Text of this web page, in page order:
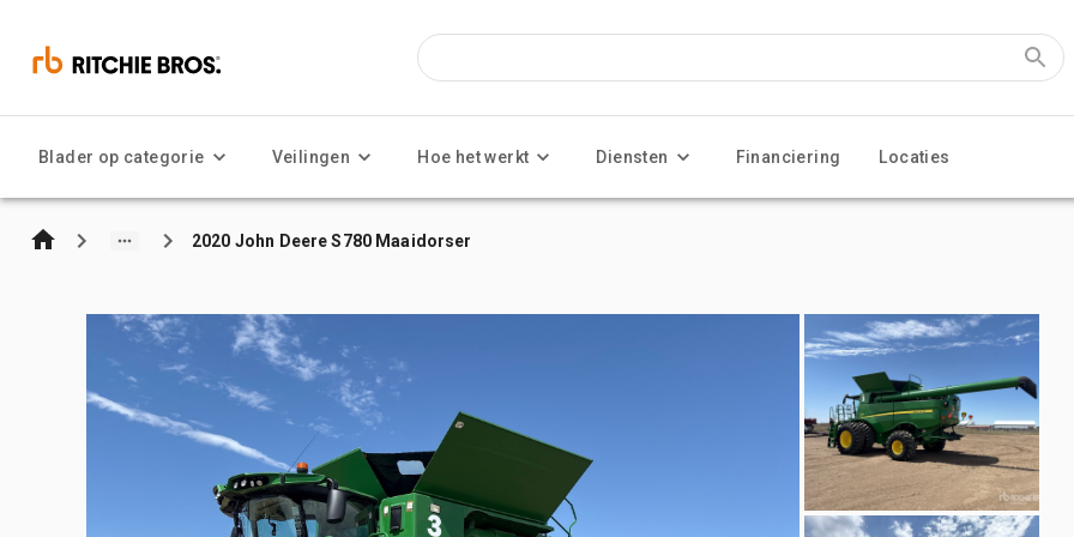
Blader op categorie Veilingen Hoe het werkt Diensten Financiering Locaties
2020 John Deere S780 Maaidorser